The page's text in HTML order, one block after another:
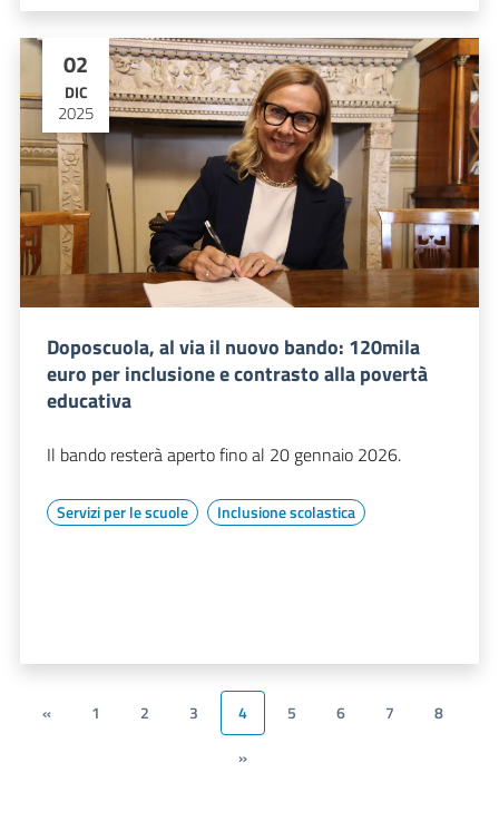
02
DIC
2025
Doposcuola, al via il nuovo bando: 120mila
euro per inclusione e contrasto alla povertà
educativa
Il bando resterà aperto fino al 20 gennaio 2026.
Servizi per le scuole Inclusione scolastica
« 1 2 3 4 5 6 7
8
»